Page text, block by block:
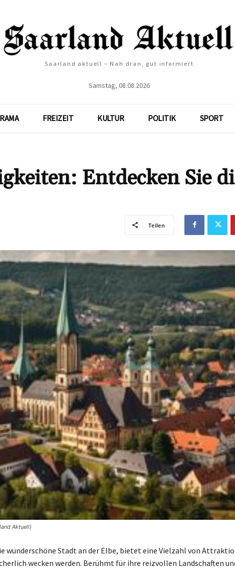
Saarland aktuell – Nah dran, gut informiert
Samstag, 08.08.2026
FREIZEIT KULTUR POLITIK SPORT
Entdecken Sie
Teilen
Aktuell)
wunderschöne Stadt an der Elbe, bietet eine Vielzahl von
wecken werden. Berühmt für ihre reizvollen Landschaften